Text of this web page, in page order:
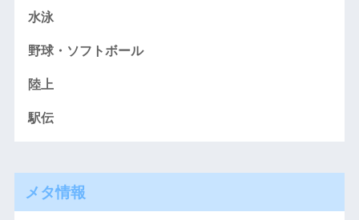
水泳
野球・ソフトボール
陸上
駅伝
メタ情報